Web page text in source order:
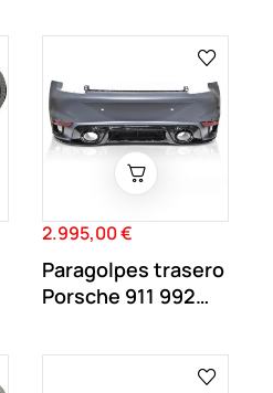
Precio
2.995,00 €
Paragolpes trasero
Porsche 911 992